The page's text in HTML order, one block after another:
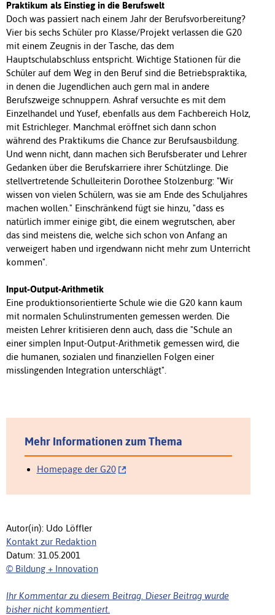
Praktikum als Einstieg in die Berufswelt
Doch was passiert nach einem Jahr der Berufsvorbereitung?
Vier bis sechs Schüler pro Klasse/Projekt verlassen die G20
mit einem Zeugnis in der Tasche, das dem
Hauptschulabschluss entspricht. Wichtige Stationen für die
Schüler auf dem Weg in den Beruf sind die Betriebspraktika,
in denen die Jugendlichen auch gern mal in andere
Berufszweige schnuppern. Ashraf versuchte es mit dem
Einzelhandel und Yusef, ebenfalls aus dem Fachbereich Holz,
mit Estrichleger. Manchmal eröffnet sich dann schon
während des Praktikums die Chance zur Berufsausbildung.
Und wenn nicht, dann machen sich Berufsberater und Lehrer
Gedanken über die Berufskarriere ihrer Schützlinge. Die
stellvertretende Schulleiterin Dorothee Stolzenburg: "Wir
wissen von vielen Schülern, was sie am Ende des Schuljahres
machen wollen." Einschränkend fügt sie hinzu, "dass es
natürlich immer einige gibt, die einem wegrutschen, aber
das sind meistens die, welche sich schon von Anfang an
verweigert haben und irgendwann nicht mehr zum Unterricht
kommen".
Input-Output-Arithmetik
Eine produktionsorientierte Schule wie die G20 kann kaum
mit normalen Schulinstrumenten gemessen werden. Die
meisten Lehrer kritisieren denn auch, dass die "Schule an
einer simplen Input-Output-Arithmetik gemessen wird, die
die humanen, sozialen und finanziellen Folgen einer
misslingenden Integration unterschlägt".
Mehr Informationen zum Thema
Homepage der G20
Autor(in): Udo Löffler
Kontakt zur Redaktion
Datum: 31.05.2001
© Bildung + Innovation
Ihr Kommentar zu diesem Beitrag. Dieser Beitrag wurde
bisher nicht kommentiert.